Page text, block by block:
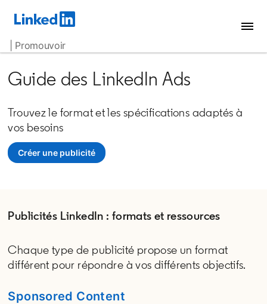
| Promouvoir
Guide des LinkedIn Ads
Trouvez le format et les spécifications adaptés à
vos besoins
Créer une publicité
opens in a new tab
Publicités LinkedIn : formats et ressources
Chaque type de publicité propose un format
différent pour répondre à vos différents objectifs.
Sponsored Content